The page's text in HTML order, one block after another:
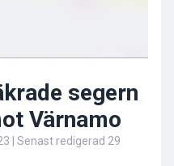
segern
Värnamo
| Senast redigerad 29